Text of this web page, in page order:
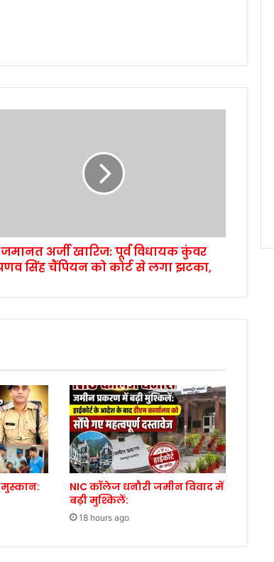
जमानत अर्जी खारिज: पूर्व विधायक कुंवर
सिंह चैंपियन को कोर्ट से लगा झटका,
मुस्कान:
NIC कॉलेज धनौरी जमीन विवाद में
बढ़ी मुश्किलें:
18 hours ago